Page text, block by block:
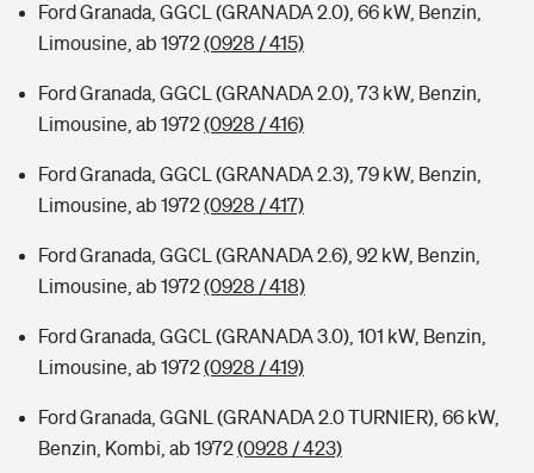
Ford Granada, GGCL (GRANADA 2.0), 66 kW, Benzin,
Limousine, ab 1972(0928 / 415)
Ford Granada, GGCL (GRANADA 2.0), 73 kW, Benzin,
Limousine, ab 1972(0928 / 416)
Ford Granada, GGCL (GRANADA 2.3), 79 kW, Benzin,
Limousine, ab 1972(0928 / 417)
Ford Granada, GGCL (GRANADA 2.6), 92 kW, Benzin,
Limousine, ab 1972(0928 / 418)
Ford Granada, GGCL (GRANADA 3.0), 101 kW, Benzin,
Limousine, ab 1972(0928 / 419)
Ford Granada, GGNL (GRANADA 2.0 TURNIER), 66 kW,
Benzin, Kombi, ab 1972(0928 / 423)